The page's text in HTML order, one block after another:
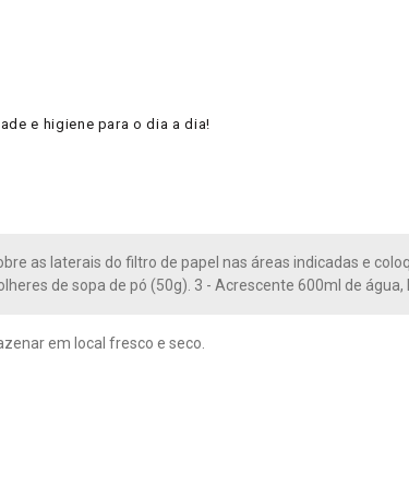
e higiene para o dia a dia!
as laterais do filtro de papel nas áreas indicadas e
de sopa de pó (50g). 3 - Acrescente 600ml de
em local fresco e seco.